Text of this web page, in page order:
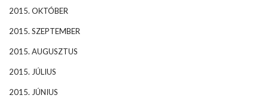
2015. OKTÓBER
2015. SZEPTEMBER
2015. AUGUSZTUS
2015. JÚLIUS
2015. JÚNIUS